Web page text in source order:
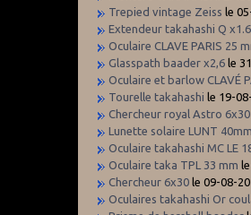
Trepied vintage Zeiss le
Extendeur takahashi Q
Oculaire CLAVE PARIS 25
Glasspath baader x2,6 le
Oculaire et barlow CLAVÉ
Tourelle takahashi le 19-
Chercheur royal Astro
Lunette solaire LUNT 40mm
Oculaire takahashi MC LE
Oculaire taka TPL 33 mm
Chercheur 6x30 le 09-08-
Oculaires takahashi Or